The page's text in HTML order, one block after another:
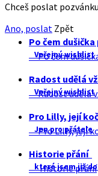
Chceš poslat
Ano, poslat Zpět
Po čem
Veřejný wishlist
Po čem
Radost udělá
Veřejný wishlist
Radost udělá
Pro Lilly, její
Jen pro přátele
Pro Lilly, její
Historie přání
které jsem již
Historie přání